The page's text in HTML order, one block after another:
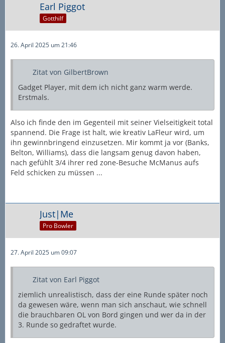
Earl Piggot
Gotthilf
26. April 2025 um 21:46
Zitat von GilbertBrown
Gadget Player, mit dem ich nicht ganz warm werde.
Erstmals.
Also ich finde den im Gegenteil mit seiner Vielseitigkeit total
spannend. Die Frage ist halt, wie kreativ LaFleur wird, um
ihn gewinnbringend einzusetzen. Mir kommt ja vor (Banks,
Belton, Williams), dass die langsam genug davon haben,
nach gefühlt 3/4 ihrer red zone-Besuche McManus aufs
Feld schicken zu müssen ...
Just|Me
Pro Bowler
27. April 2025 um 09:07
Zitat von Earl Piggot
ziemlich unrealistisch, dass der eine Runde später noch
da gewesen wäre, wenn man sich anschaut, wie schnell
die brauchbaren OL von Bord gingen und wer da in der
3. Runde so gedraftet wurde.